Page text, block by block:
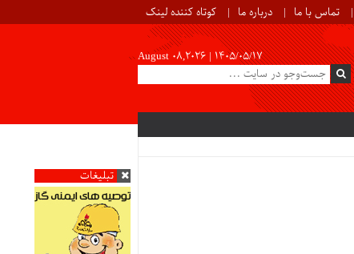
تماس با ما درباره ما کوتاه کننده لینک
August 08,2026 | ۱۴۰۵/۰۵/۱۷
تبلیغات